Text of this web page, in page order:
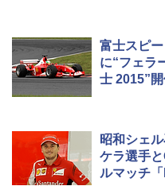
富士スピ
に“フェラ
士 2015”
昭和シェ
ケラ選手
ルマッチ